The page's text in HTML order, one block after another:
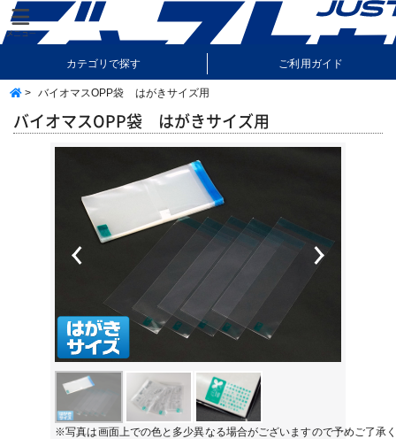
カテゴリで探す ご利用ガイド
納期・送料について
> バイオマスOPP袋 はがきサイズ用
バイオマスOPP袋 はがきサイズ用
Previous Next
※写真は画面上での色と多少異なる場合がございますので予めご了承